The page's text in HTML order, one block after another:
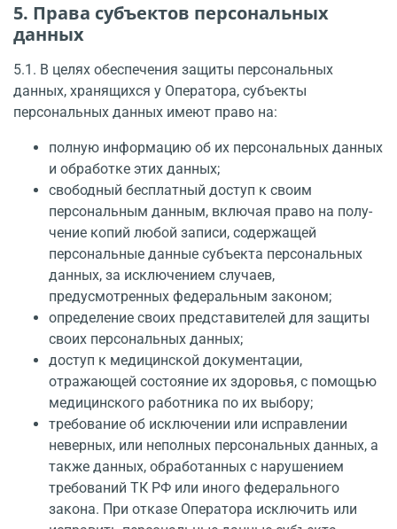
5. Права субъектов персональных
данных
5.1. В целях обеспечения защиты персональных
данных, хранящихся у Оператора, субъекты
персональных данных имеют право на:
полную информацию об их персональных данных
и обработке этих данных;
свободный бесплатный доступ к своим
персональным данным, включая право на полу­
чение копий любой записи, содержащей
персональные данные субъекта персональных
данных, за исключением случаев,
предусмотренных федеральным законом;
определение своих представителей для защиты
своих персональных данных;
доступ к медицинской документации,
отражающей состояние их здоровья, с помощью
медицинского работника по их выбору;
требование об исключении или исправлении
неверных, или неполных персональных данных, а
также данных, обработанных с нарушением
требований ТК РФ или иного фе­дерального
закона. При отказе Оператора исключить или